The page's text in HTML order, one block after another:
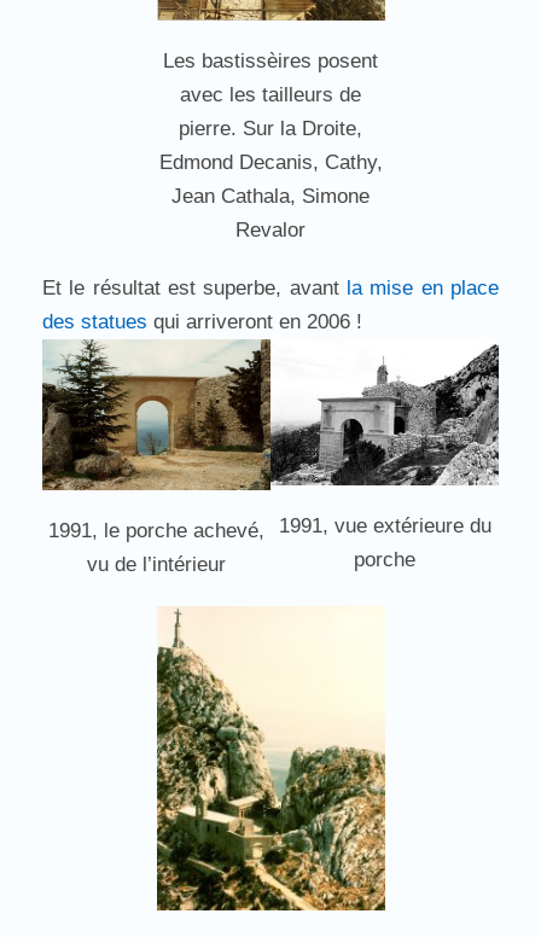
Les bastissèires posent
avec les tailleurs de
pierre. Sur la Droite,
Edmond Decanis, Cathy,
Jean Cathala, Simone
Revalor
Et le résultat est superbe, avantla mise en place
des statues qui arriveront en 2006 !
1991, le porche achevé,
vu de l’intérieur
1991, vue extérieure du
porche